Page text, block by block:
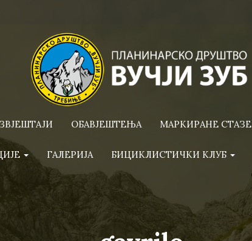
ОБАВЈЕШТЕЊА МАРКИРАНЕ СТАЗЕ
ГАЛЕРИЈА БИЦИКЛИСТИЧКИ КЛУБ